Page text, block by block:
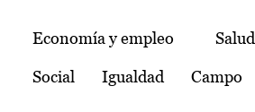
Temas
Economía y empleo Salud
Social Igualdad Campo